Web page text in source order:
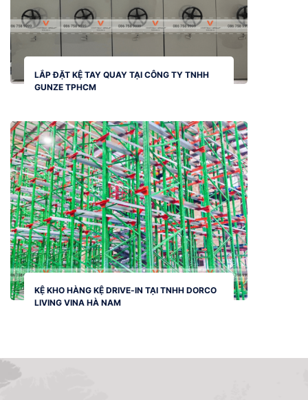
LẮP ĐẶT KỆ TAY QUAY TẠI CÔNG TY TNHH
GUNZE TPHCM
KỆ KHO HÀNG KỆ DRIVE-IN TẠI TNHH DORCO
LIVING VINA HÀ NAM